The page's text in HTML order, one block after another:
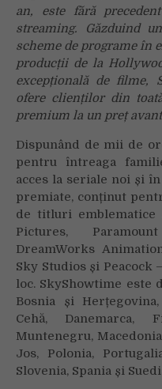
an, este fără
streaming. Găzduind
scheme de programe în
producții de la
excepțională de filme,
ofere clienților din
premium la un preț
Dispunând de mii de
pentru întreaga
acces la seriale noi și
premiate, conținut
de titluri
Pictures,
DreamWorks
Sky Studios și
loc. SkyShowtime este
Bosnia și
Cehă, Danemarca,
Muntenegru,
Jos, Polonia,
Slovenia, Spania și